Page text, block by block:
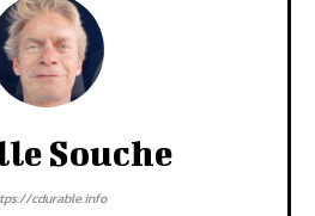
Souche
cdurable.info